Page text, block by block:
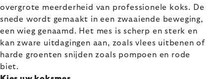
overgrote meerderheid van professionele koks. De
snede wordt gemaakt in een zwaaiende beweging,
een wieg genaamd. Het mes is scherp en sterk en
kan zware uitdagingen aan, zoals vlees uitbenen of
harde groenten snijden zoals pompoen en rode
biet.